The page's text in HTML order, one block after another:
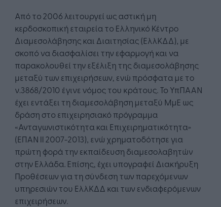
Από το 2006 λειτουργεί ως αστική μη
κερδοσκοπική εταιρεία το Ελληνικό Κέντρο
Διαμεσολάβησης και Διαιτησίας (ΕλλΚΔΔ), με
σκοπό να διασφαλίσει την εφαρμογή και να
παρακολουθεί την εξέλιξη της διαμεσολάβησης
μεταξύ των επιχειρήσεων, ενώ πρόσφατα με το
ν.3868/2010 έγινε νόμος του κράτους. Το ΥπΠΑΑΝ
έχει εντάξει τη διαμεσολάβηση μεταξύ ΜμΕ ως
δράση στο επιχειρησιακό πρόγραμμα
«Ανταγωνιστικότητα και Επιχειρηματικότητα»
(ΕΠΑΝ ΙΙ 2007-2013), ενώ χρηματοδότησε για
πρώτη φορά την εκπαίδευση διαμεσολαβητών
στην Ελλάδα. Επίσης, έχει υπογραφεί Διακήρυξη
Προθέσεων για τη σύνδεση των παρεχόμενων
υπηρεσιών του ΕλλΚΔΔ και των ενδιαφερόμενων
επιχειρήσεων.